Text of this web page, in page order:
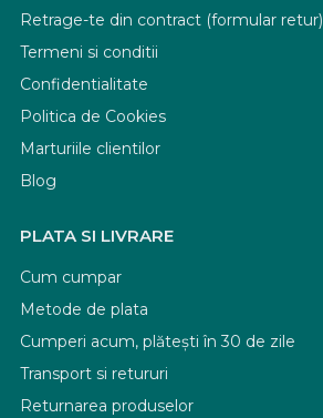
Retrage-te din contract (formular retur)
Termeni si conditii
Confidentialitate
Politica de Cookies
Marturiile clientilor
Blog
PLATA SI LIVRARE
Cum cumpar
Metode de plata
Cumperi acum, plătești în 30 de zile
Transport si retururi
Returnarea produselor